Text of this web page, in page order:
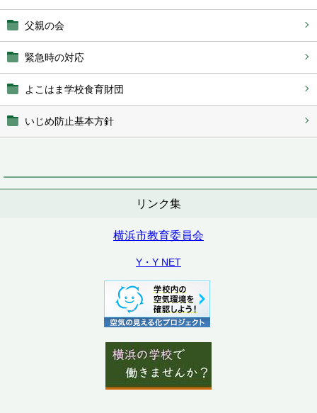
父親の会
緊急時の対応
よこはま学校食育財団
いじめ防止基本方針
リンク集
横浜市教育委員会
Y・Y NET